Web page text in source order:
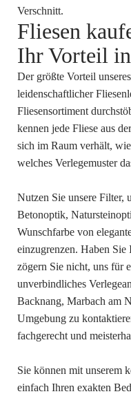
Verschnitt.
Fliesen
Ihr Vorteil
Der größte Vorteil
leidenschaftlicher
Fliesensortiment
kennen jede Fliese aus
sich im Raum verhält,
welches Verlegemuster
Nutzen Sie unsere Filter,
Betonoptik,
Wunschfarbe von
einzugrenzen. Haben Sie
zögern Sie nicht, uns für
unverbindliches
Backnang, Marbach am
Umgebung zu
fachgerecht und
Sie können mit unserem
einfach Ihren exakten